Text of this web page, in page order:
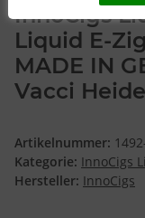
InnoCigs
Liquid E-
MADE IN
Vacci
Artikelnummer:
Kategorie: InnoCigs
Hersteller: InnoCigs